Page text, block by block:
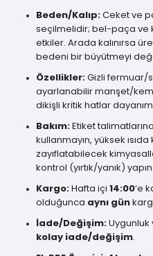
Beden/Kalıp: Ceket ve
seçilmelidir; bel-paça ve
etkiler. Arada kalınırsa
bedeni bir büyütmeyi
Özellikler: Gizli fermuar/
ayarlanabilir manşet/
dikişli kritik hatlar dayanımı
Bakım: Etiket
kullanmayın, yüksek
zayıflatabilecek
kontrol (yırtık/yanık) yapın.
Kargo: Hafta içi 14:00’e
olduğunca aynı gün
İade/Değişim: Uygunluk
kolay iade/değişim